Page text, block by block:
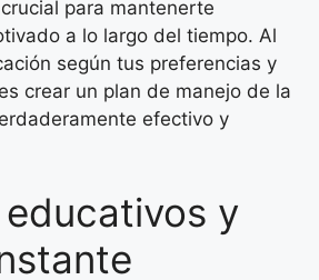
para mantenerte
a lo largo del tiempo. Al
según tus preferencias y
crear un plan de manejo de la
efectivo y
y